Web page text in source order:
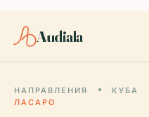
Audiala
НАПРАВЛЕНИЯ КУБА
ЛАСАРО